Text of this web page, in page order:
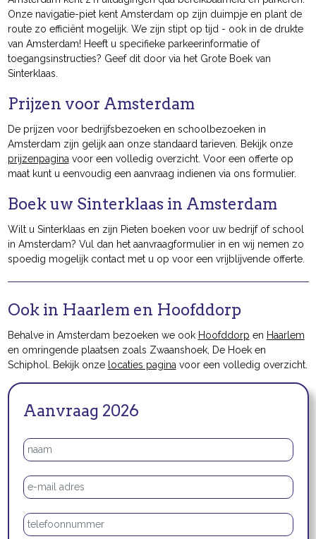
Onze navigatie-piet kent Amsterdam op zijn duimpje en plant de
route zo efficiënt mogelijk. We zijn stipt op tijd - ook in de drukte
van Amsterdam! Heeft u specifieke parkeerinformatie of
toegangsinstructies? Geef dit door via het Grote Boek van
Sinterklaas.
Prijzen voor Amsterdam
De prijzen voor bedrijfsbezoeken en schoolbezoeken in
Amsterdam zijn gelijk aan onze standaard tarieven. Bekijk onze
prijzenpagina voor een volledig overzicht. Voor een offerte op
maat kunt u eenvoudig een aanvraag indienen via ons formulier.
Boek uw Sinterklaas in Amsterdam
Wilt u Sinterklaas en zijn Pieten boeken voor uw bedrijf of school
in Amsterdam? Vul dan het aanvraagformulier in en wij nemen zo
spoedig mogelijk contact met u op voor een vrijblijvende offerte.
Ook in Haarlem en Hoofddorp
Behalve in Amsterdam bezoeken we ook Hoofddorp en Haarlem
en omringende plaatsen zoals Zwaanshoek, De Hoek en
Schiphol. Bekijk onze locaties pagina voor een volledig overzicht.
Aanvraag 2026
Naam
E-mailadres
Telefoonnummer